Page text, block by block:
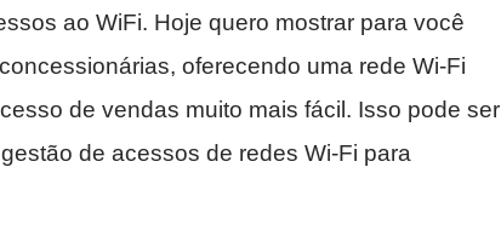
ao WiFi. Hoje quero mostrar para você
oferecendo uma rede Wi-Fi
de vendas muito mais fácil. Isso pode ser
de acessos de redes Wi-Fi para